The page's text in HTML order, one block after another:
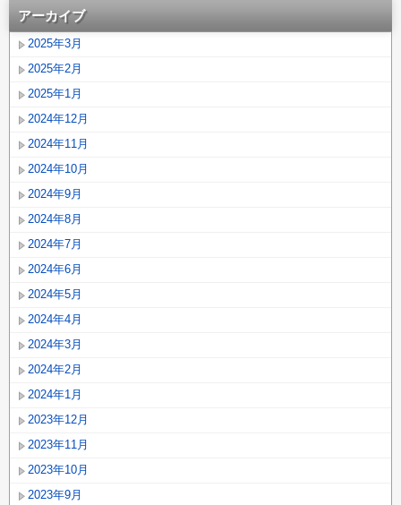
アーカイブ
2025年3月
2025年2月
2025年1月
2024年12月
2024年11月
2024年10月
2024年9月
2024年8月
2024年7月
2024年6月
2024年5月
2024年4月
2024年3月
2024年2月
2024年1月
2023年12月
2023年11月
2023年10月
2023年9月